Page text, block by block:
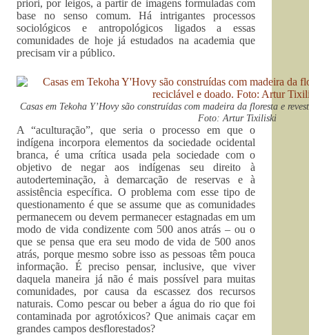
priori, por leigos, a partir de imagens formuladas com
base no senso comum. Há intrigantes processos
sociológicos e antropológicos ligados a essas
comunidades de hoje já estudados na academia que
precisam vir a público.
Casas em Tekoha Y’Hovy são construídas com madeira da floresta e
Foto: Artur Tixiliski
A “aculturação”, que seria o processo em que o
indígena incorpora elementos da sociedade ocidental
branca, é uma crítica usada pela sociedade com o
objetivo de negar aos indígenas seu direito à
autoderteminação, à demarcação de reservas e à
assistência específica. O problema com esse tipo de
questionamento é que se assume que as comunidades
permanecem ou devem permanecer estagnadas em um
modo de vida condizente com 500 anos atrás – ou o
que se pensa que era seu modo de vida de 500 anos
atrás, porque mesmo sobre isso as pessoas têm pouca
informação. É preciso pensar, inclusive, que viver
daquela maneira já não é mais possível para muitas
comunidades, por causa da escassez dos recursos
naturais. Como pescar ou beber a água do rio que foi
contaminada por agrotóxicos? Que animais caçar em
grandes campos desflorestados?